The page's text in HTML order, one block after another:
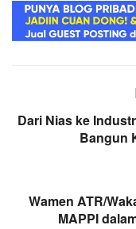
Dari Nias ke
Bangun
Wamen ATR/
MAPPI